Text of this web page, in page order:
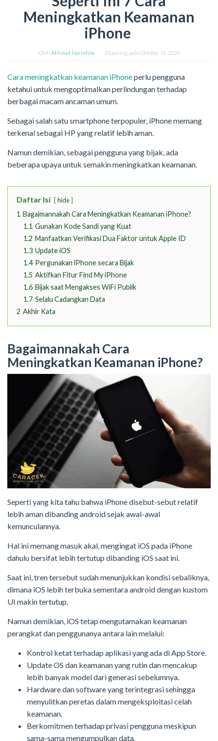
Meningkatkan Keamanan
iPhone
Oleh Akhmad Norrahim Diposting pada Oktober 11, 2024
Cara meningkatkan keamanan iPhoneperlu pengguna
ketahui untuk mengoptimalkan perlindungan terhadap
berbagai macam ancaman umum.
Sebagai salah satu smartphone terpopuler, iPhone memang
terkenal sebagai HP yang relatif lebih aman.
Namun demikian, sebagai pengguna yang bijak, ada
beberapa upaya untuk semakin meningkatkan keamanan.
Daftar Isi hide
1 Bagaimannakah Cara Meningkatkan Keamanan iPhone?
1.1 Gunakan Kode Sandi yang Kuat
1.2 Manfaatkan Verifikasi Dua Faktor untuk Apple ID
1.3 Update iOS
1.4 Pergunakan iPhone secara Bijak
1.5 Aktifkan Fitur Find My iPhone
1.6 Bijak saat Mengakses WiFi Publik
1.7 Selalu Cadangkan Data
2 Akhir Kata
Bagaimannakah Cara
Meningkatkan Keamanan iPhone?
Seperti yang kita tahu bahwa iPhone disebut-sebut relatif
lebih aman dibanding android sejak awal-awal
kemunculannya.
Hal ini memang masuk akal, mengingat iOS pada iPhone
dahulu bersifat lebih tertutup dibanding iOS saat ini.
Saat ini, tren tersebut sudah menunjukkan kondisi sebaliknya,
dimana iOS lebih terbuka sementara android dengan kustom
UI makin tertutup.
Namun demikian, iOS tetap mengutamakan keamanan
perangkat dan penggunanya antara lain melalui:
Kontrol ketat terhadap aplikasi yang ada di App Store.
Update OS dan keamanan yang rutin dan mencakup
lebih banyak model dari generasi sebelumnya.
Hardware dan software yang terintegrasi sehingga
menyulitkan peretas dalam mengeksploitasi celah
keamanan.
Berkomitmen terhadap privasi pengguna meskipun
sama-sama mengumpulkan data.